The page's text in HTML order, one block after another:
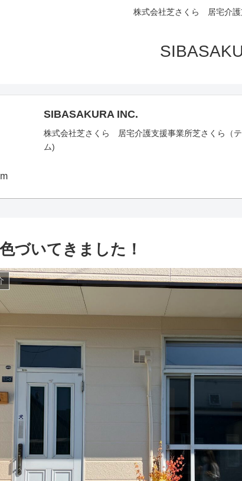
株式会社芝さくら 居宅介
SIBASAKURA INC.
株式会社芝さくら 居宅介護支援事業所芝さくら（
ム)
づいてきました！